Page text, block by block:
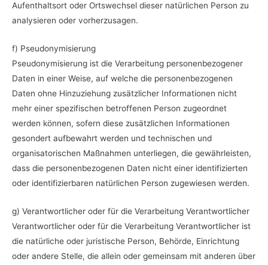
Aufenthaltsort oder Ortswechsel dieser natürlichen Person zu
analysieren oder vorherzusagen.
f) Pseudonymisierung
Pseudonymisierung ist die Verarbeitung personenbezogener
Daten in einer Weise, auf welche die personenbezogenen
Daten ohne Hinzuziehung zusätzlicher Informationen nicht
mehr einer spezifischen betroffenen Person zugeordnet
werden können, sofern diese zusätzlichen Informationen
gesondert aufbewahrt werden und technischen und
organisatorischen Maßnahmen unterliegen, die gewährleisten,
dass die personenbezogenen Daten nicht einer identifizierten
oder identifizierbaren natürlichen Person zugewiesen werden.
g) Verantwortlicher oder für die Verarbeitung Verantwortlicher
Verantwortlicher oder für die Verarbeitung Verantwortlicher ist
die natürliche oder juristische Person, Behörde, Einrichtung
oder andere Stelle, die allein oder gemeinsam mit anderen über